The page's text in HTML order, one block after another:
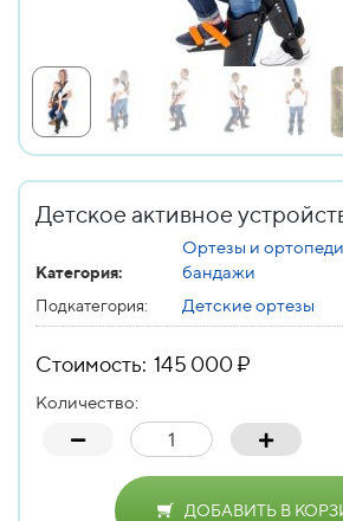
Детское активное
Категория:
Ортезы и
бандажи
Подкатегория: Детские ортезы
Стоимость: 145 000 ₽
Количество:
ДОБАВИТЬ В